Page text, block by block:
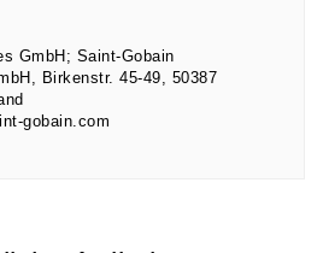
GmbH; Saint-Gobain
Birkenstr. 45-49
50387
gobain.com